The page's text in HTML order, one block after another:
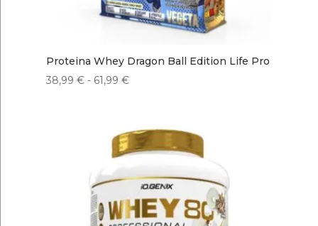
Proteina Whey Dragon Ball Edition Life Pro
38,99 € - 61,99 €Rango
desde
38,99 €
hasta
61,99 €